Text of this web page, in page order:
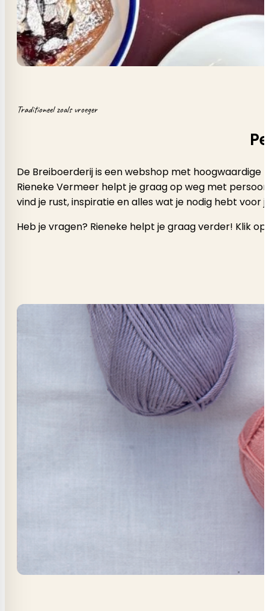
Traditioneel zoals vroeger
De Breiboerderij is een webshop met
Rieneke Vermeer helpt je graag op weg met
vind je rust, inspiratie en alles wat je nodig hebt voor
Heb je vragen? Rieneke helpt je graag verder! Klik